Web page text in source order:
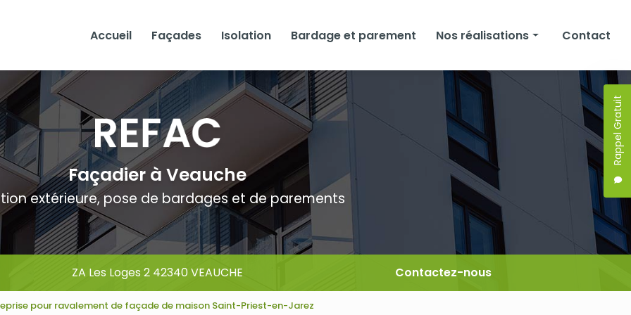
Rappel Gratuit
Accueil
Façades Isolation Bardage et parement Nos réalisations
Façades
Isolation
Bardage et parement
Contact
Façadier à Veauche
extérieure, pose de bardages et de parements
ZA Les Loges 2 42340 VEAUCHE Contactez-nous
pour ravalement de façade de maison Saint-Priest-en-Jarez